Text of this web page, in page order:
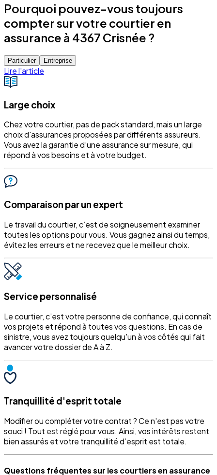
Pourquoi pouvez-vous toujours
compter sur votre courtier en
assurance à 4367 Crisnée ?
Particulier Entreprise
Lire l'article
Large choix
Chez votre courtier, pas de pack standard, mais un large
choix d'assurances proposées par différents assureurs.
Vous avez la garantie d’une assurance sur mesure, qui
répond à vos besoins et à votre budget.
Comparaison par un expert
Le travail du courtier, c’est de soigneusement examiner
toutes les options pour vous. Vous gagnez ainsi du temps,
évitez les erreurs et ne recevez que le meilleur choix.
Service personnalisé
Le courtier, c’est votre personne de confiance, qui connaît
vos projets et répond à toutes vos questions. En cas de
sinistre, vous avez toujours quelqu'un à vos côtés qui fait
avancer votre dossier de A à Z.
Tranquillité d'esprit totale
Modifier ou compléter votre contrat ? Ce n'est pas votre
souci ! Tout est réglé pour vous. Ainsi, vos intérêts restent
bien assurés et votre tranquillité d’esprit est totale.
Questions fréquentes sur les courtiers en assurance